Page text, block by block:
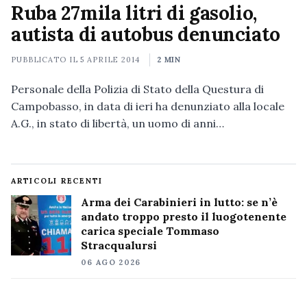
Ruba 27mila litri di gasolio,
autista di autobus denunciato
PUBBLICATO IL5 APRILE 2014 2 MIN
Personale della Polizia di Stato della Questura di
Campobasso, in data di ieri ha denunziato alla locale
A.G., in stato di libertà, un uomo di anni…
ARTICOLI RECENTI
Arma dei Carabinieri in lutto: se n’è
andato troppo presto il luogotenente
carica speciale Tommaso
Stracqualursi
06 AGO 2026